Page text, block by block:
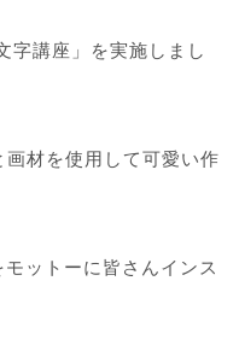
字講座」を実施しまし
画材を使用して可愛い作
ットーに皆さんインス